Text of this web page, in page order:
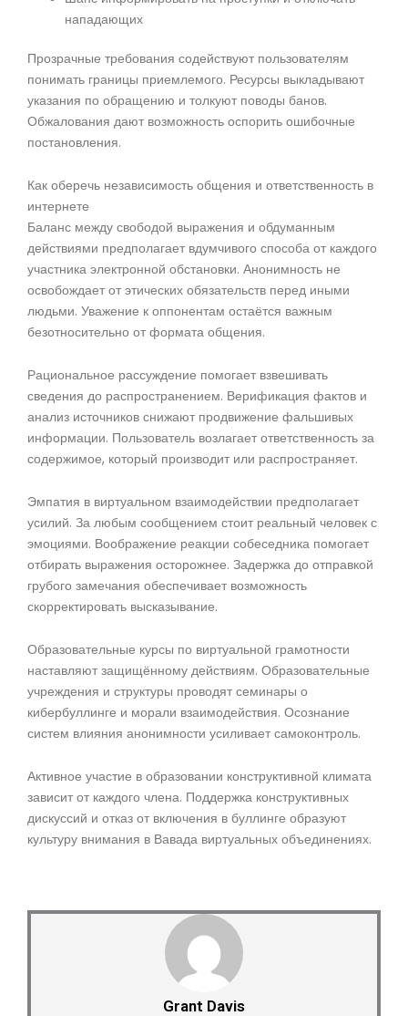
Grant Davis
нападающих
Прозрачные требования содействуют пользователям
понимать границы приемлемого. Ресурсы выкладывают
указания по обращению и толкуют поводы банов.
Обжалования дают возможность оспорить ошибочные
постановления.
Как оберечь независимость общения и ответственность в
интернете
Баланс между свободой выражения и обдуманным
действиями предполагает вдумчивого способа от каждого
участника электронной обстановки. Анонимность не
освобождает от этических обязательств перед иными
людьми. Уважение к оппонентам остаётся важным
безотносительно от формата общения.
Рациональное рассуждение помогает взвешивать
сведения до распространением. Верификация фактов и
анализ источников снижают продвижение фальшивых
информации. Пользователь возлагает ответственность за
содержимое, который производит или распространяет.
Эмпатия в виртуальном взаимодействии предполагает
усилий. За любым сообщением стоит реальный человек с
эмоциями. Воображение реакции собеседника помогает
отбирать выражения осторожнее. Задержка до отправкой
грубого замечания обеспечивает возможность
скорректировать высказывание.
Образовательные курсы по виртуальной грамотности
наставляют защищённому действиям. Образовательные
учреждения и структуры проводят семинары о
кибербуллинге и морали взаимодействия. Осознание
систем влияния анонимности усиливает самоконтроль.
Активное участие в образовании конструктивной климата
зависит от каждого члена. Поддержка конструктивных
дискуссий и отказ от включения в буллинге образуют
культуру внимания в Вавада виртуальных объединениях.